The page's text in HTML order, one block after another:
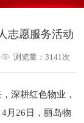
志愿服务活动
浏览量：3141次
深耕红色物业，
月26日，丽岛物